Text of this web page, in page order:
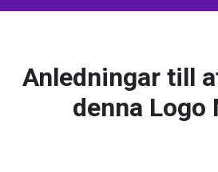
Anledningar till
denna Logo